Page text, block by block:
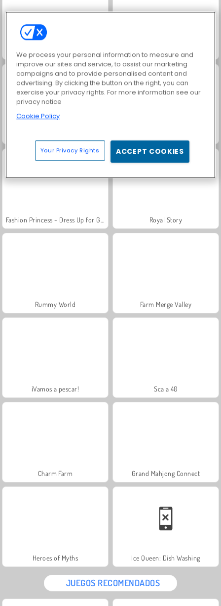
Ice Queen: Home Recovery Doll Sister: Throat Doctor
Royal Story
Rummy World Farm Merge Valley
¡Vamos a pescar! Scala 40
Charm Farm Grand Mahjong Connect
Heroes of Myths Ice Queen: Dish Washing
JUEGOS RECOMENDADOS
We process your personal information to measure and
improve our sites and service, to assist our marketing
campaigns and to provide personalised content and
advertising. By clicking the button on the right, you can
exercise your privacy rights. For more information see our
privacy notice
Cookie Policy
Your Privacy Rights ACCEPT COOKIES